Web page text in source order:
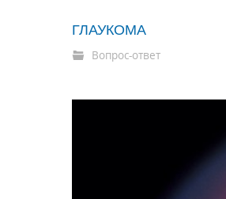
ГЛАУКОМА
Вопрос-ответ